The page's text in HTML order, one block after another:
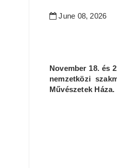
June 08, 2026
November 18. és
nemzetközi
Művészetek Háza.